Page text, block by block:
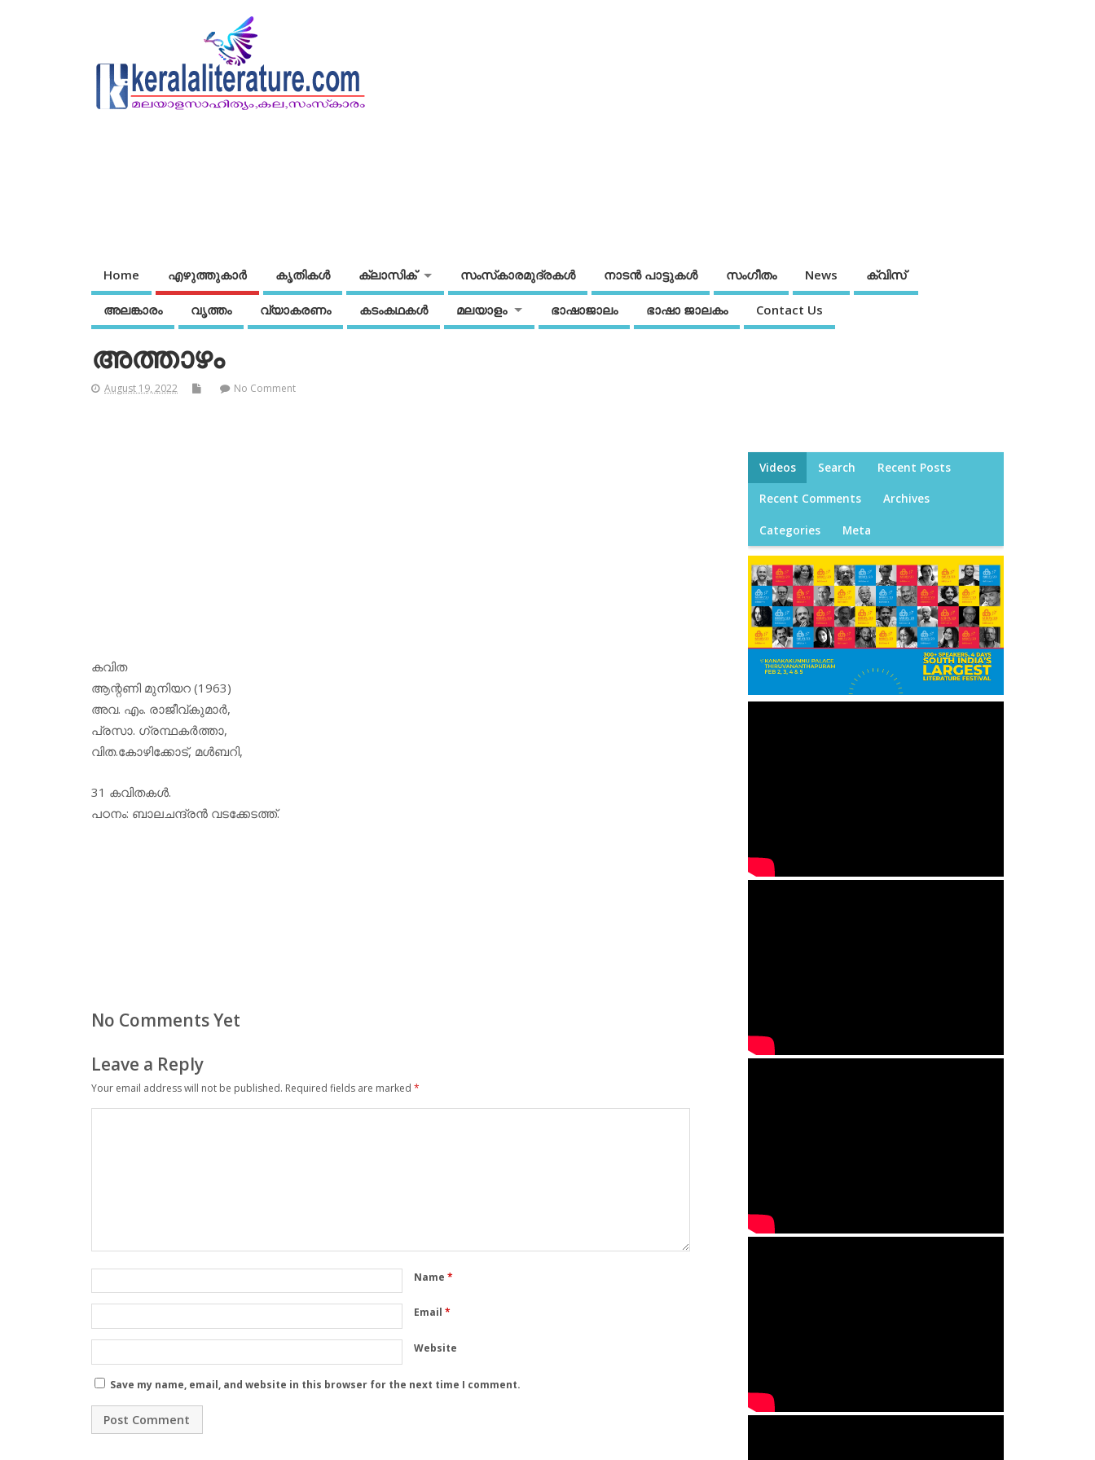
Home എഴുത്തുകാര്‍ കൃതികൾ ക്ലാസിക് സംസ്‌കാരമുദ്രകള്‍ നാടന്‍ പാട്ടുകള്‍ സംഗീതം News ക്വിസ്
അലങ്കാരം വൃത്തം വ്യാകരണം കടംകഥകള്‍ മലയാളം ഭാഷാജാലം ഭാഷാ ജാലകം Contact Us
അത്താഴം
August 19, 2022 No Comment
കവിത
ആന്റണി മുനിയറ (1963)
അവ. എം. രാജീവ്കുമാര്‍,
പ്രസാ. ഗ്രന്ഥകര്‍ത്താ,
വിത.കോഴിക്കോട്, മള്‍ബറി,
31 കവിതകള്‍.
പഠനം: ബാലചന്ദ്രന്‍ വടക്കേടത്ത്.
No Comments Yet
Leave a Reply
Your email address will not be published. Required fields are marked *
Name *
Email *
Website
Save my name, email, and website in this browser for the next time I comment.
Videos Search Recent Posts
Recent Comments Archives
Categories Meta